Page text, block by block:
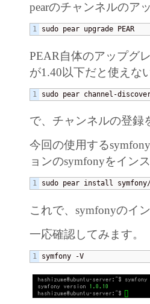
pearのチャンネルのア
sudo pear upgrade PEAR
PEAR自体のアップグ
が1.40以下だと使えな
sudo pear channel-
で、チャンネルの登録
今回の使用する
ョンのsymfonyをイン
sudo pear install symfony/
これで、symfonyのイ
一応確認してみます。
symfony -V